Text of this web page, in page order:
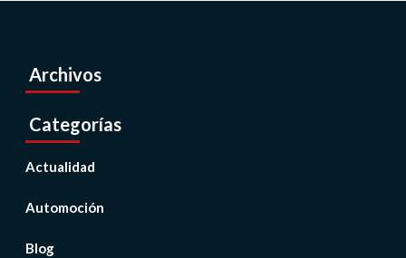
Archivos
Categorías
Actualidad
Automoción
Blog